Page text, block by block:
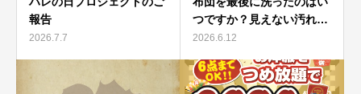
報告
2026.7.7
つですか？見えない汚れ…
2026.6.12